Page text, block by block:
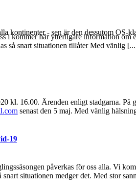
kontinenter - sen är den dessutom OS-
i kommer här ytterligare information
så snart situationen tillåter Med vänlig
kl. 16.00. Ärenden enligt stadgarna.
senast den 5 maj. Med vänlig
19
påverkas för oss alla. Vi
situationen medger det. Med stor